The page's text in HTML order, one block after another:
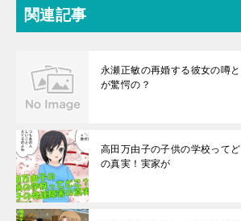
関連記事
永瀬正敏の再婚する彼女の噂
が驚愕の？
高田万由子の子供の学校って
の真実！実家が